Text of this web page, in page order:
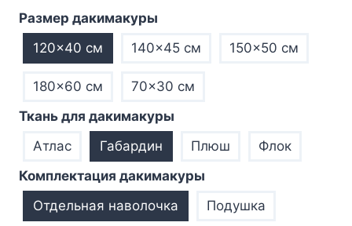
Размер дакимакуры
120×40 см
140×45 см 150×50 см
180×60 см
70×30 см
Ткань для дакимакуры
Атлас
Габардин Плюш
Флок
Комплектация дакимакуры
Отдельная наволочка
Подушка